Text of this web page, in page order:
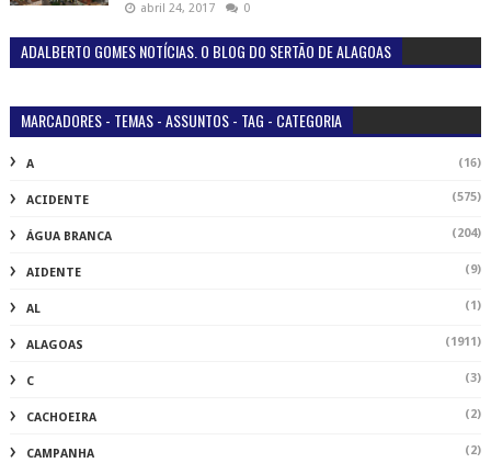
abril 24, 2017 0
ADALBERTO GOMES NOTÍCIAS. O BLOG DO SERTÃO DE ALAGOAS
MARCADORES - TEMAS - ASSUNTOS - TAG - CATEGORIA
A (16)
ACIDENTE (575)
ÁGUA BRANCA (204)
AIDENTE (9)
AL (1)
ALAGOAS (1911)
C (3)
CACHOEIRA (2)
CAMPANHA (2)